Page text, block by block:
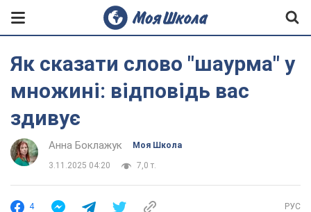
Як сказати слово "шаурма" у
множині: відповідь вас
здивує
Анна Боклажук Моя Школа
3.11.2025 04:20 7,0 т.
4 РУС